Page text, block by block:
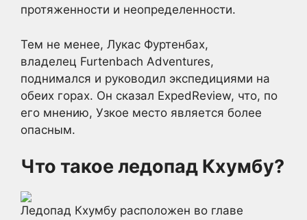
протяженности и неопределенности.
Тем не менее, Лукас Фуртенбах,
владелец Furtenbach Adventures,
поднимался и руководил экспедициями на
обеих горах. Он сказал ExpedReview, что, по
его мнению, Узкое место является более
опасным.
Что такое ледопад Кхумбу?
Ледопад Кхумбу расположен во главе